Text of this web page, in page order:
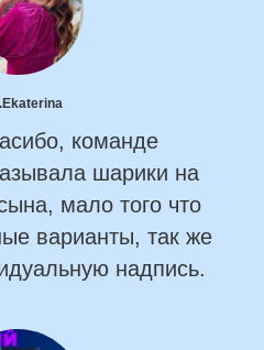
команде
шарики на
мало того что
варианты, так же
надпись.